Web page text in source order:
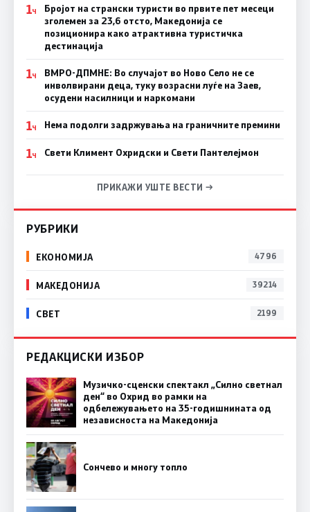
1Ч
Бројот на странски туристи во првите пет месеци
зголемен за 23,6 отсто, Македонија се
позиционира како атрактивна туристичка
дестинација
1Ч
ВМРО-ДПМНЕ: Во случајот во Ново Село не се
инволвирани деца, туку возрасни луѓе на Заев,
осудени насилници и наркомани
1Ч Нема подолги задржувања на граничните премини
1Ч Свети Климент Охридски и Свети Пантелејмон
ПРИКАЖИ УШТЕ ВЕСТИ →
РУБРИКИ
ЕКОНОМИЈА 4796
МАКЕДОНИЈА 39214
СВЕТ 2199
РЕДАКЦИСКИ ИЗБОР
Музичко-сценски спектакл „Силно светнал
ден“ во Охрид во рамки на
одбележувањето на 35-годишнината од
независноста на Македонија
Сончево и многу топло